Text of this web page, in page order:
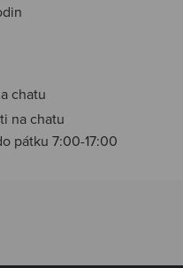
chatu
na chatu
pátku 7:00-17:00